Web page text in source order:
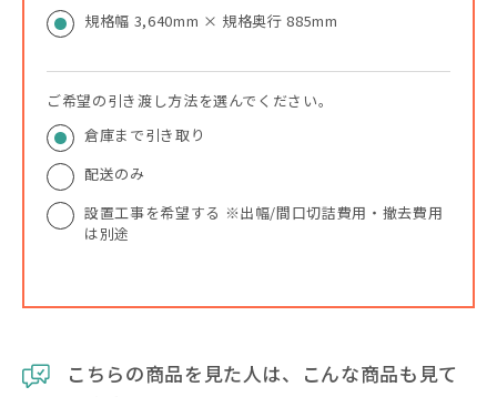
規格幅 3,640mm × 規格奥行 885mm
ご希望の引き渡し方法を選んでください。
倉庫まで引き取り
配送のみ
設置工事を希望する ※出幅/間口切詰費用・撤去費用
は別途
こちらの商品を見た人は、こんな商品も見て